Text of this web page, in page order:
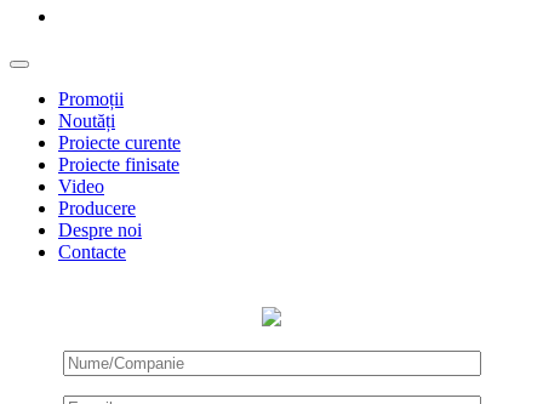
Promoții
Noutăți
Proiecte curente
Proiecte finisate
Video
Producere
Despre noi
Contacte